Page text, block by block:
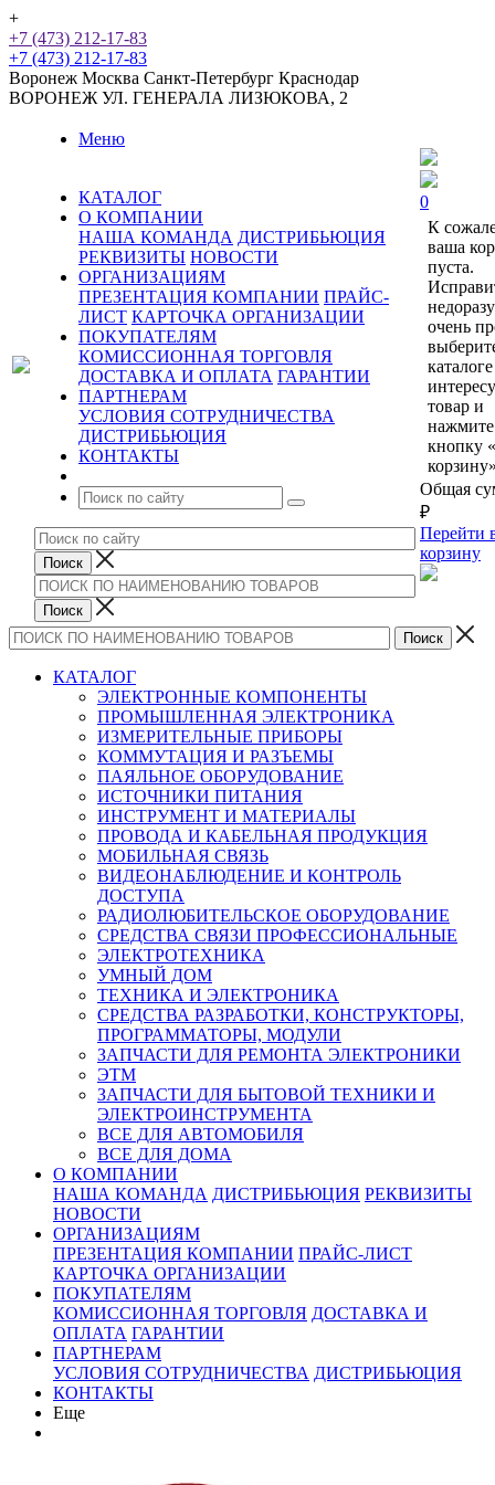
+
+7 (473) 212-17-83
+7 (473) 212-17-83
Воронеж Москва Санкт-Петербург Краснодар
ВОРОНЕЖ УЛ. ГЕНЕРАЛА ЛИЗЮКОВА, 2
Меню
КАТАЛОГ
О КОМПАНИИ
НАША КОМАНДА ДИСТРИБЬЮЦИЯ
РЕКВИЗИТЫ НОВОСТИ
ОРГАНИЗАЦИЯМ
ПРЕЗЕНТАЦИЯ КОМПАНИИ ПРАЙС-
ЛИСТ КАРТОЧКА ОРГАНИЗАЦИИ
ПОКУПАТЕЛЯМ
КОМИССИОННАЯ ТОРГОВЛЯ
ДОСТАВКА И ОПЛАТА ГАРАНТИИ
ПАРТНЕРАМ
УСЛОВИЯ СОТРУДНИЧЕСТВА
ДИСТРИБЬЮЦИЯ
КОНТАКТЫ
0
К
ваша
пуста.
очень
каталоге
товар и
нажмите
кнопку
Общая
₽
Перейти
корзину
КАТАЛОГ
ЭЛЕКТРОННЫЕ КОМПОНЕНТЫ
ПРОМЫШЛЕННАЯ ЭЛЕКТРОНИКА
ИЗМЕРИТЕЛЬНЫЕ ПРИБОРЫ
КОММУТАЦИЯ И РАЗЪЕМЫ
ПАЯЛЬНОЕ ОБОРУДОВАНИЕ
ИСТОЧНИКИ ПИТАНИЯ
ИНСТРУМЕНТ И МАТЕРИАЛЫ
ПРОВОДА И КАБЕЛЬНАЯ ПРОДУКЦИЯ
МОБИЛЬНАЯ СВЯЗЬ
ВИДЕОНАБЛЮДЕНИЕ И КОНТРОЛЬ
ДОСТУПА
РАДИОЛЮБИТЕЛЬСКОЕ ОБОРУДОВАНИЕ
СРЕДСТВА СВЯЗИ ПРОФЕССИОНАЛЬНЫЕ
ЭЛЕКТРОТЕХНИКА
УМНЫЙ ДОМ
ТЕХНИКА И ЭЛЕКТРОНИКА
СРЕДСТВА РАЗРАБОТКИ, КОНСТРУКТОРЫ,
ПРОГРАММАТОРЫ, МОДУЛИ
ЗАПЧАСТИ ДЛЯ РЕМОНТА ЭЛЕКТРОНИКИ
ЭТМ
ЗАПЧАСТИ ДЛЯ БЫТОВОЙ ТЕХНИКИ И
ЭЛЕКТРОИНСТРУМЕНТА
ВСЕ ДЛЯ АВТОМОБИЛЯ
ВСЕ ДЛЯ ДОМА
О КОМПАНИИ
НАША КОМАНДА ДИСТРИБЬЮЦИЯ РЕКВИЗИТЫ
НОВОСТИ
ОРГАНИЗАЦИЯМ
ПРЕЗЕНТАЦИЯ КОМПАНИИ ПРАЙС-ЛИСТ
КАРТОЧКА ОРГАНИЗАЦИИ
ПОКУПАТЕЛЯМ
КОМИССИОННАЯ ТОРГОВЛЯ ДОСТАВКА И
ОПЛАТА ГАРАНТИИ
ПАРТНЕРАМ
УСЛОВИЯ СОТРУДНИЧЕСТВА ДИСТРИБЬЮЦИЯ
КОНТАКТЫ
Еще